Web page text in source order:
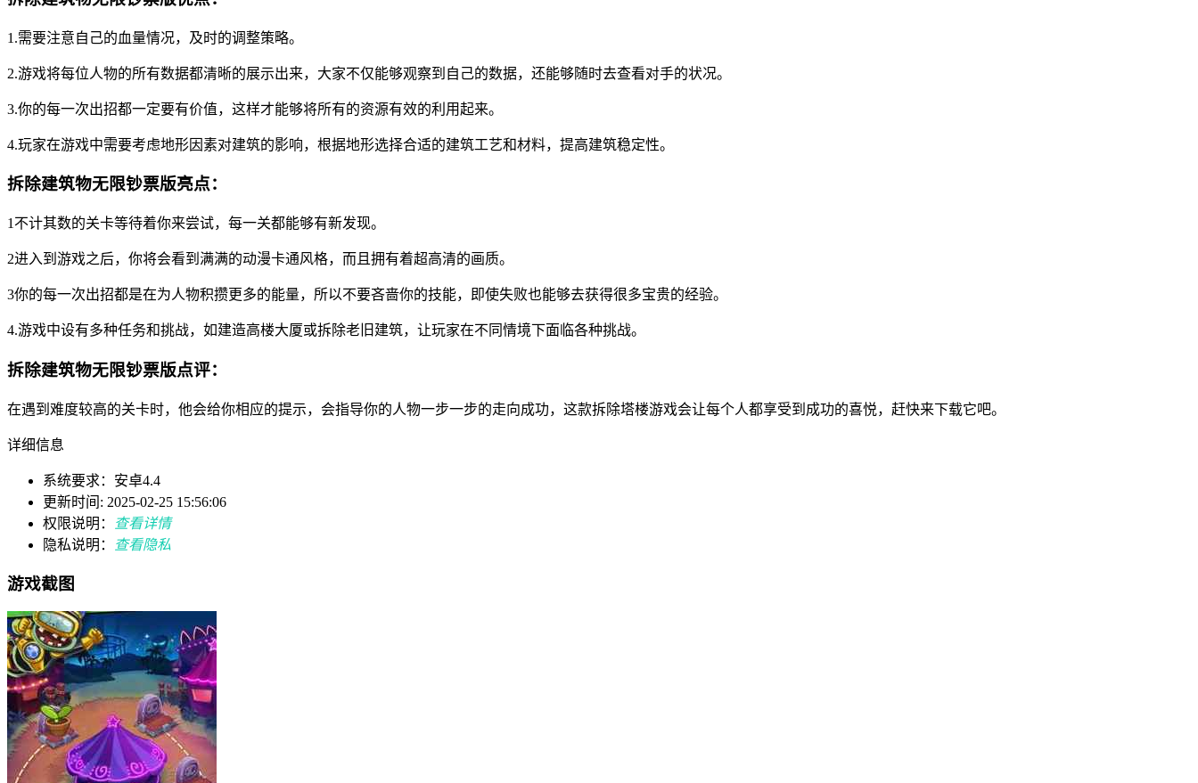
1.需要注意自己的血量情况，及时的调整策略。
2.游戏将每位人物的所有数据都清晰的展示出来，大家不仅能够观察到自己的数据，还能够随时去查看对手的状况。
3.你的每一次出招都一定要有价值，这样才能够将所有的资源有效的利用起来。
4.玩家在游戏中需要考虑地形因素对建筑的影响，根据地形选择合适的建筑工艺和材料，提高建筑稳定性。
拆除建筑物无限钞票版亮点：
1不计其数的关卡等待着你来尝试，每一关都能够有新发现。
2进入到游戏之后，你将会看到满满的动漫卡通风格，而且拥有着超高清的画质。
3你的每一次出招都是在为人物积攒更多的能量，所以不要吝啬你的技能，即使失败也能够去获得很多宝贵的经验。
4.游戏中设有多种任务和挑战，如建造高楼大厦或拆除老旧建筑，让玩家在不同情境下面临各种挑战。
拆除建筑物无限钞票版点评：
在遇到难度较高的关卡时，他会给你相应的提示，会指导你的人物一步一步的走向成功，这款拆除塔楼游戏会让每个人都享受到成功的喜悦，赶快来下载它吧。
详细信息
系统要求：安卓4.4
更新时间: 2025-02-25 15:56:06
权限说明：
查看详情
隐私说明：
查看隐私
游戏截图